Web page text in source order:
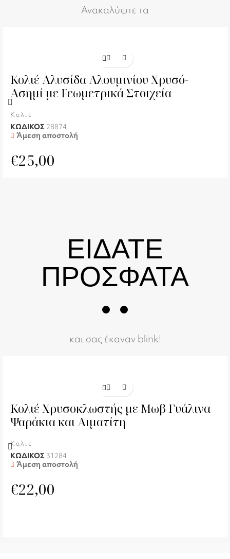
Ανακαλύψτε τα
Κολιέ Αλυσίδα Αλουμινίου Χρυσό-
Ασημί με Γεωμετρικά Στοιχεία
Κολιέ
ΚΩΔΙΚΟΣ 28874
Άμεση αποστολή
€25,00
ΕΙΔΑΤΕ
ΠΡΟΣΦΑΤΑ
και σας έκαναν blink!
Κολιέ Χρυσοκλωστής με Μωβ Γυάλινα
Ψαράκια και Αιματίτη
Κολιέ
ΚΩΔΙΚΟΣ 31284
Άμεση αποστολή
€22,00